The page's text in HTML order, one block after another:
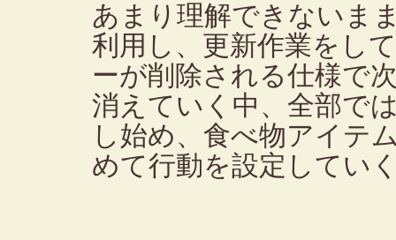
あまり理解できないま
利用し、更新作業をし
ーが削除される仕様で
消えていく中、全部で
し始め、食べ物アイテ
めて行動を設定してい